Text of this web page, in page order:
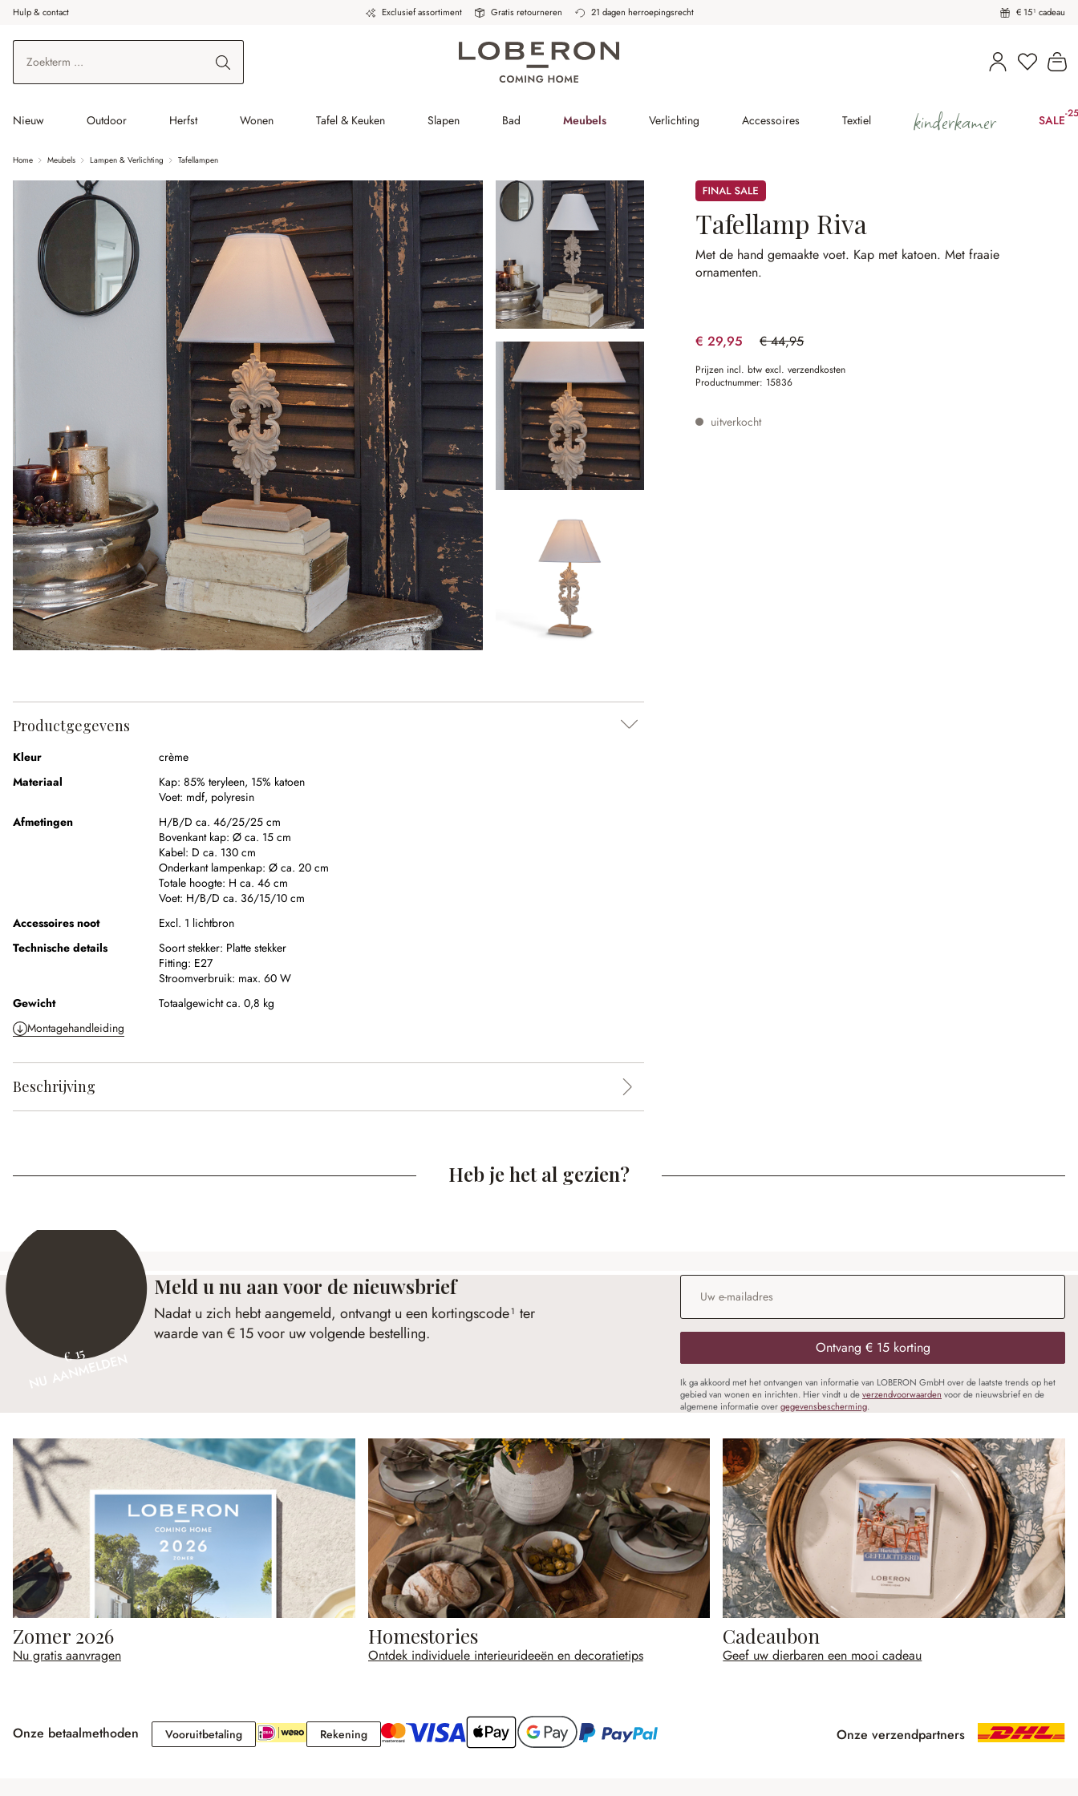
de hoofdinhoud
Ga naar zoeken
Ga naar de hoofdnavigatie
Hulp & contact Exclusief assortiment Gratis retourneren 21 dagen herroepingsrecht € 15¹ cadeau
U heeft
Nieuw Outdoor Herfst Wonen Tafel & Keuken Slapen Bad Meubels Verlichting Accessoires Textiel kinderkamer SALE-
Home Meubels Lampen & Verlichting Tafellampen
Sale
Tafellamp Riva
Met de hand gemaakte voet. Kap met katoen.Met fraaie
ornamenten.
€ 29,95 € 44,95
(33.37% gespart)
Prijzen incl. btw excl. verzendkosten
Productnummer: 15836
uitverkocht
Productgegevens
Kleur
crème
Materiaal
Kap: 85% teryleen, 15% katoen
Voet: mdf, polyresin
Afmetingen
H/B/D ca. 46/25/25 cm
Bovenkant kap: Ø ca. 15 cm
Kabel: D ca. 130 cm
Onderkant lampenkap: Ø ca. 20 cm
Totale hoogte: H ca. 46 cm
Voet: H/B/D ca. 36/15/10 cm
Accessoires noot
Excl. 1 lichtbron
Technische details
Soort stekker: Platte stekker
Fitting: E27
Stroomverbruik: max. 60 W
Gewicht
Totaalgewicht ca. 0,8 kg
Montagehandleiding
Beschrijving
Heb je het al gezien?
€ 15
NU AANMELDEN
Meld u nu aan voor de nieuwsbrief
Nadat u zich hebt aangemeld, ontvangt u een kortingscode¹ ter
waarde van € 15 voor uw volgende bestelling.
E-mailadres
Ontvang € 15 korting
Ik ga akkoord met het ontvangen van informatie van LOBERON GmbH over de laatste trends op het
gebied van wonen en inrichten. Hier vindt u deverzendvoorwaarden voor de nieuwsbrief en de
algemene informatie overgegevensbescherming.
Zomer 2026
Nu gratis aanvragen
Homestories
Ontdek individuele interieurideeën en decoratietips
Cadeaubon
Geef uw dierbaren een mooi cadeau
Onze betaalmethoden VooruitbetalingVooruitbetaling RekeningRekening Onze verzendpartners